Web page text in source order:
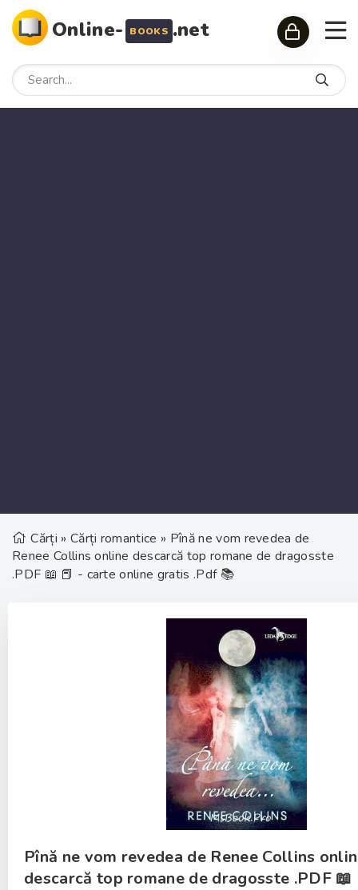
Online- BOOKS .net
Cărți » Cărți romantice » Pînă ne vom revedea de
Renee Collins online descarcă top romane de dragosste
.PDF 📖 📕 - carte online gratis .Pdf 📚
Pînă ne vom revedea de Renee Collins
descarcă top romane de dragosste .PDF 📖